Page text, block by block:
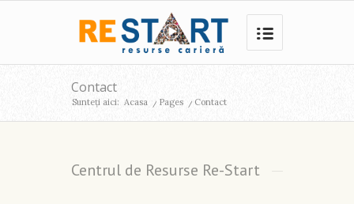
Contact
Sunteți aici: Acasa / Pages / Contact
Centrul de Resurse Re-Start